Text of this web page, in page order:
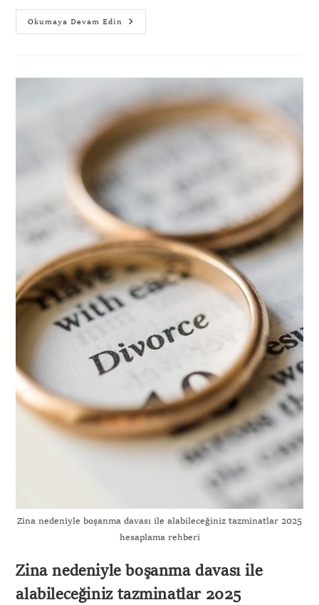
Okumaya Devam Edin
Zina nedeniyle boşanma davası ile alabileceğiniz tazminatlar 2025
hesaplama rehberi
Zina nedeniyle boşanma davası ile
alabileceğiniz tazminatlar 2025